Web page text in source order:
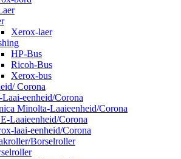
Xerox-laer
HP-Bus
Ricoh-Bus
Xerox-bus
Corona
eenheid/Corona
Minolta-Laaieenheid/Corona
Laaieenheid/Corona
laai-eenheid/Corona
Borselroller